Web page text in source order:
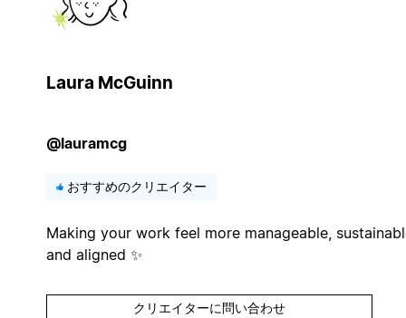
Laura McGuinn
@lauramcg
おすすめのクリエイター
Making your work feel more manageable,
and aligned ✨
クリエイターに問い合わせ